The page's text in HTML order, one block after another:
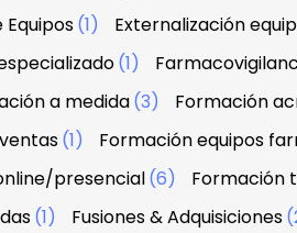
Equipos(1) Externalización
(1)
a medida(3) Formación
(1) Formación equipos
presencial(6) Formación
(1) Fusiones & Adquisiciones